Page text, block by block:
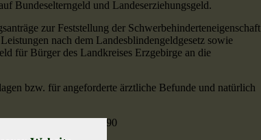
Bundeselterngeld und Landeserziehungsgeld.
zur Feststellung der Schwerbehinderteneigenschaft
nach dem Landesblindengeldgesetz sowie
für Bürger des Landkreises Erzgebirge an die
bzw. für angeforderte ärztliche Befunde und natürlich
Tel.: 037296 590